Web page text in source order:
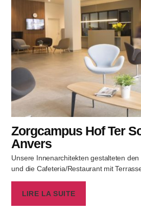
Zorgcampus Hof Ter
Anvers
Unsere Innenarchitekten gestalteten
und die Cafeteria/Restaurant mit
LIRE LA SUITE